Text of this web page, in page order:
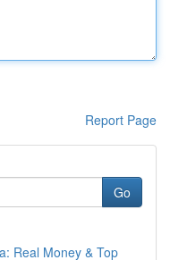
Report Page
Go
Real Money & Top